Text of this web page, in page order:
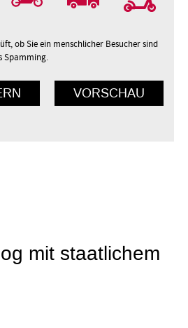
ob Sie ein menschlicher Besucher sind
Spamming.
mit staatlichem